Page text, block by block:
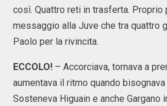
così. Quattro reti in trasferta. Proprio
messaggio alla Juve che tra quattro
Paolo per la rivincita.
ECCOLO! – Accorciava, tornava a
aumentava il ritmo quando
Sosteneva Higuain e anche Gargano